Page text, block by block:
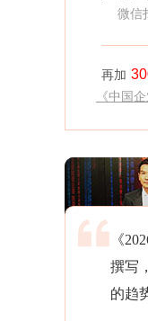
微信
再加
《中国
《
撰写
的趋